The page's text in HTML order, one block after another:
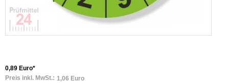
0,89 Euro*
Preis inkl. MwSt.: 1,06 Euro